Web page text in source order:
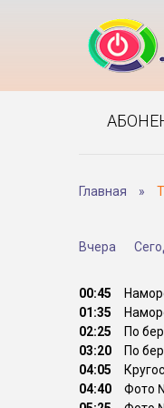
Главная »
Вчера
00:45
01:35
02:25
По
03:20
По
04:05
04:40
Фото